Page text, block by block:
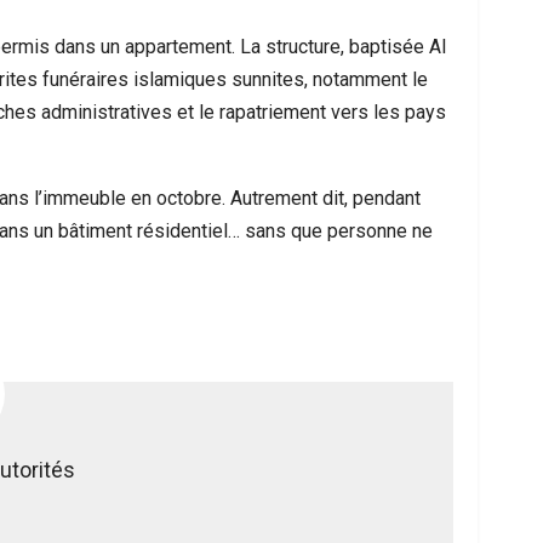
dans un appartement. La structure, baptisée Al
funéraires islamiques sunnites, notamment le
administratives et le rapatriement vers les pays
l’immeuble en octobre. Autrement dit, pendant
un bâtiment résidentiel… sans que personne ne